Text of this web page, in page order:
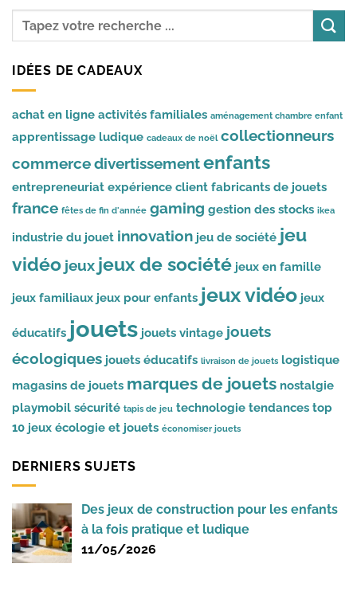
IDÉES DE CADEAUX
achat en ligne activités familiales aménagement chambre enfant
apprentissage ludique cadeaux de noël collectionneurs
commercedivertissementenfants
entrepreneuriat expérience client fabricants de jouets
france fêtes de fin d'année gaming gestion des stocks ikea
industrie du jouet innovation jeu de société jeu
vidéo jeux jeux de société jeux en famille
jeux familiaux jeux pour enfants jeux vidéo jeux
éducatifs jouets jouets vintage jouets
écologiques jouets éducatifs livraison de jouets logistique
magasins de jouets marques de jouets nostalgie
playmobil sécurité tapis de jeu technologie tendances top
10 jeux écologie et jouets économiser jouets
DERNIERS SUJETS
Des jeux de construction pour les enfants
à la fois pratique et ludique
11/05/2026